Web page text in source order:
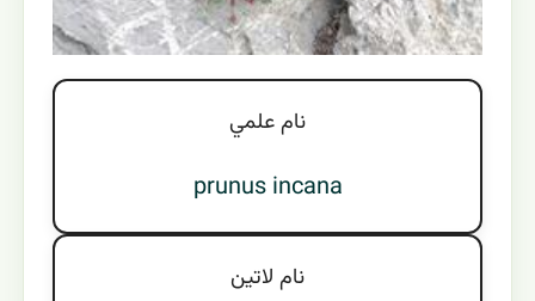
نام علمي
prunus incana
نام لاتين